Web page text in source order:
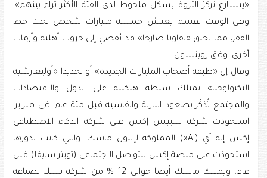
«يتسارع تركز الثروة بشكل ملحوظ لدى الفئة الأكثر ثراء بينهم».
وفي الوقت نفسه، يعيش خمسة مليارات شخص تحت خط
الفقر، مما يخلق «تفاوتا صارخا» قد يُفضي إلى حروب أهلية وأزمات
أخرى، وفق روبنسون.
وقال إن «طبقة أصحاب المليارات الجديدة» أو تحديدا «أوليغارشية
التكنولوجيا» تمتلك سلطة هيكلية على الدول والاقتصادات
والمجتمع تُذكّر بصعود النازية والفاشية قبل مئة عام. في فبراير،
استحوذت شركة سبيس إكس على شركة الذكاء الاصطناعي
إكس إيه آي (xAI) المملوكة لإيلون ماسك، والتي كانت بدورها
استحوذت على منصة إكس للتواصل الاجتماعي (تويتر سابقا) قبل
عام. ويمتلك ماسك أيضا حوالي 12 % من شركة تسلا لصناعة